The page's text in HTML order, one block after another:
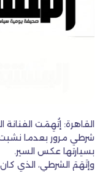
القاهرة: إتُهِمَت الفنانة
شرطي مرور بعدما
بسيارتها عكس السير.
وإتَهَمَ الشرطي، الذي